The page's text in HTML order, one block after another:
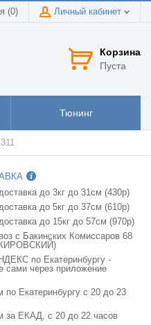
(0) Личный кабинет
Корзина
Пуста
Тюнинг
до 3кг до 31см (430р)
до 5кг до 37см (610р)
до 15кг до 57см (970р)
с Бакинских Комиссаров 68
КИРОВСКИЙ)
по Екатеринбургу -
сами через приложение
по Екатеринбургу с 20 до 23
за ЕКАД, с 20 до 22 часов